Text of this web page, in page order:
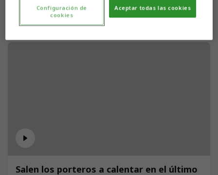
Salen los porteros a calentar en el último
Aceptar todas las cookies
Configuración de
cookies